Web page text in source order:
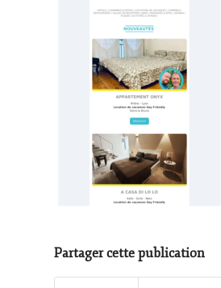
Partager cette publication